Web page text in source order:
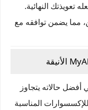
تعويذتك النهائية.
مما يضمن توافقه مع
أفضل حالاته يتجاوز
المناسبة